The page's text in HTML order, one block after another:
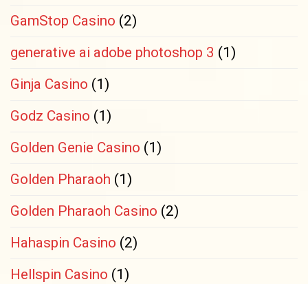
GamStop Casino (2)
generative ai adobe photoshop 3 (1)
Ginja Casino (1)
Godz Casino (1)
Golden Genie Casino (1)
Golden Pharaoh (1)
Golden Pharaoh Casino (2)
Hahaspin Casino (2)
Hellspin Casino (1)